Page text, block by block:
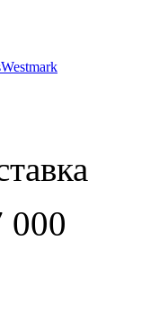
Westmark
000